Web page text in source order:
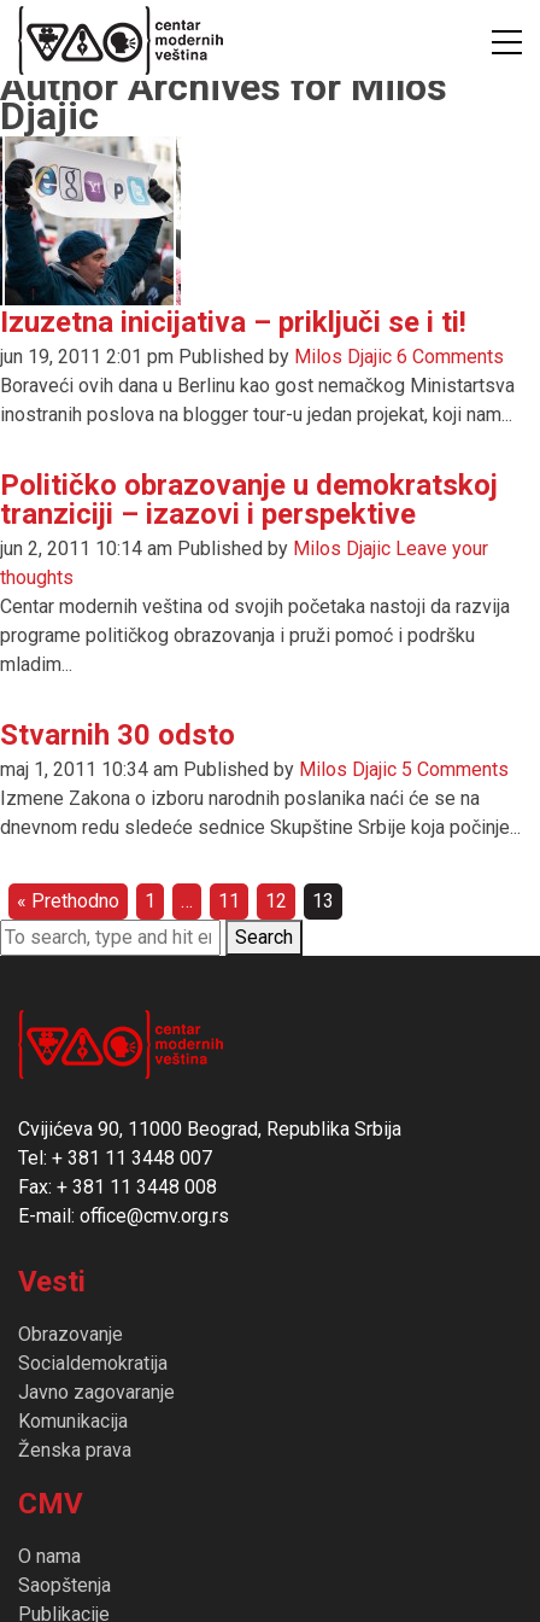
Author Archives for Milos
Djajic
Izuzetna inicijativa – priključi se i ti!
jun 19, 2011 2:01 pm Published by Milos Djajic 6 Comments
Boraveći ovih dana u Berlinu kao gost nemačkog Ministartsva
inostranih poslova na blogger tour-u jedan projekat, koji nam...
Političko obrazovanje u demokratskoj
tranziciji – izazovi i perspektive
jun 2, 2011 10:14 am Published by Milos Djajic Leave your
thoughts
Centar modernih veština od svojih početaka nastoji da razvija
programe političkog obrazovanja i pruži pomoć i podršku
mladim...
Stvarnih 30 odsto
maj 1, 2011 10:34 am Published by Milos Djajic 5 Comments
Izmene Zakona o izboru narodnih poslanika naći će se na
dnevnom redu sledeće sednice Skupštine Srbije koja počinje...
« Prethodno 1 … 11 12
13
Search
Cvijićeva 90, 11000 Beograd, Republika Srbija
Tel: + 381 11 3448 007
Fax: + 381 11 3448 008
E-mail: office@cmv.org.rs
Vesti
Obrazovanje
Socialdemokratija
Javno zagovaranje
Komunikacija
Ženska prava
CMV
O nama
Saopštenja
Publikacije